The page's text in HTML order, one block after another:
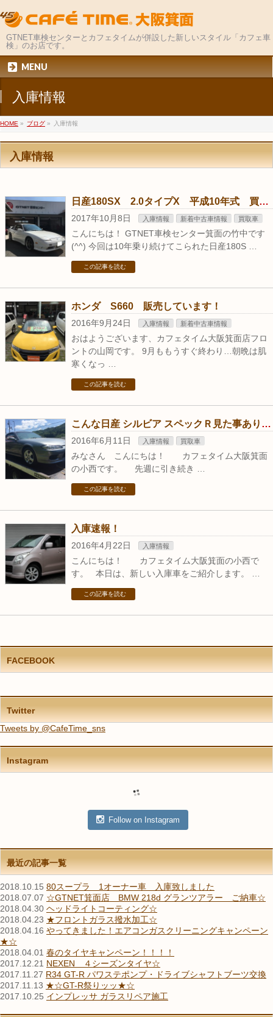
GTNET車検センターとカフェタイムが併設した新しいスタイル「カフェ車
検」のお店です。
MENU
入庫情報
HOME » ブログ » 入庫情報
入庫情報
日産180SX 2.0タイプX 平成10年式 買取り
2017年10月8日 入庫情報 新着中古車情報 買取車
こんにちは！ GTNET車検センター箕面の竹中です
(^^) 今回は10年乗り続けてこられた日産180S …
この記事を読む
ホンダ S660 販売しています！
2016年9月24日 入庫情報 新着中古車情報
おはようございます、カフェタイム大阪箕面店フロ
ントの山岡です。 9月ももうすぐ終わり…朝晩は肌
寒くなっ …
この記事を読む
こんな日産 シルビア スペックＲ見た事ありますか？
2016年6月11日 入庫情報 買取車
みなさん こんにちは！ カフェタイム大阪箕面
の小西です。 先週に引き続き …
この記事を読む
入庫速報！
2016年4月22日 入庫情報
こんにちは！ カフェタイム大阪箕面の小西で
す。 本日は、新しい入庫車をご紹介します。 …
この記事を読む
FACEBOOK
Twitter
Tweets by @CafeTime_sns
Instagram
Follow on Instagram
最近の記事一覧
2018.10.15 80スープラ 1オーナー車 入庫致しました
2018.07.07 ☆GTNET箕面店 BMW 218d グランツアラー ご納車☆
2018.04.30 ヘッドライトコーティング☆
2018.04.23 ★フロントガラス撥水加工☆
2018.04.16 やってきました！エアコンガスクリーニングキャンペーン
★☆
2018.04.01 春のタイヤキャンペーン！！！！
2017.12.21 NEXEN ４シーズンタイヤ☆
2017.11.27 R34 GT-R パワステポンプ・ドライブシャフトブーツ交換
2017.11.13 ★☆GT-R祭りッッ★☆
2017.10.25 インプレッサ ガラスリペア施工